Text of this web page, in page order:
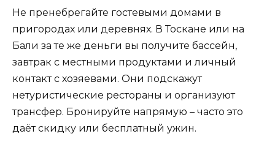
Не пренебрегайте гостевыми домами в
пригородах или деревнях. В Тоскане или на
Бали за те же деньги вы получите бассейн,
завтрак с местными продуктами и личный
контакт с хозяевами. Они подскажут
нетуристические рестораны и организуют
трансфер. Бронируйте напрямую – часто это
даёт скидку или бесплатный ужин.